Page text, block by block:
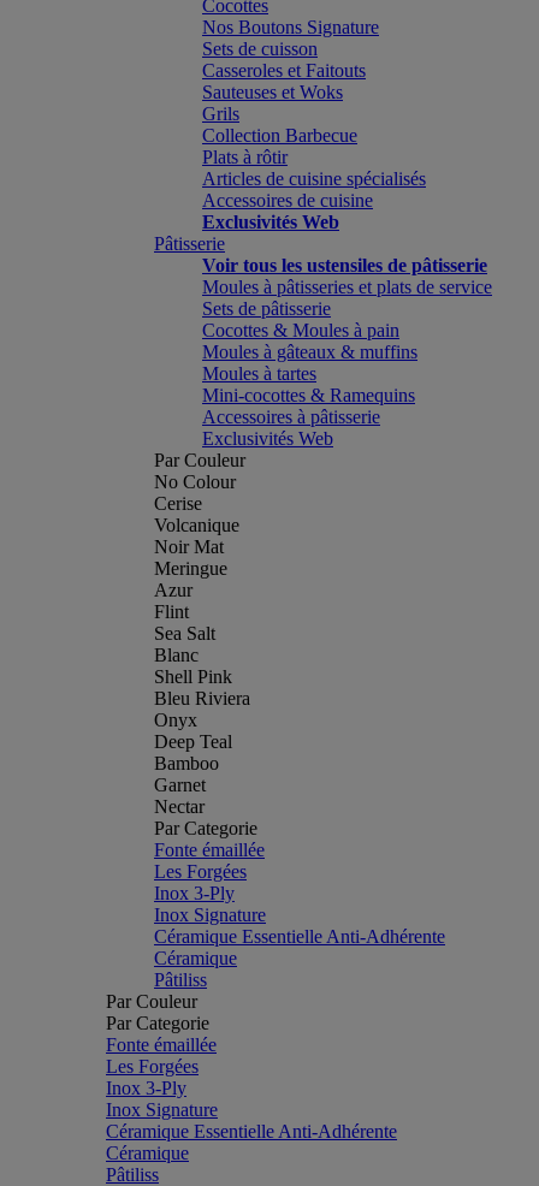
Cocottes
Nos Boutons Signature
Sets de cuisson
Casseroles et Faitouts
Sauteuses et Woks
Grils
Collection Barbecue
Plats à rôtir
Articles de cuisine spécialisés
Accessoires de cuisine
Exclusivités Web
Pâtisserie
Voir tous les ustensiles de pâtisserie
Moules à pâtisseries et plats de service
Sets de pâtisserie
Cocottes & Moules à pain
Moules à gâteaux & muffins
Moules à tartes
Mini-cocottes & Ramequins
Accessoires à pâtisserie
Exclusivités Web
Par Couleur
No Colour
Cerise
Volcanique
Noir Mat
Meringue
Azur
Flint
Sea Salt
Blanc
Shell Pink
Bleu Riviera
Onyx
Deep Teal
Bamboo
Garnet
Nectar
Par Categorie
Fonte émaillée
Les Forgées
Inox 3-Ply
Inox Signature
Céramique Essentielle Anti-Adhérente
Céramique
Pâtiliss
Par Couleur
Par Categorie
Fonte émaillée
Les Forgées
Inox 3-Ply
Inox Signature
Céramique Essentielle Anti-Adhérente
Céramique
Pâtiliss